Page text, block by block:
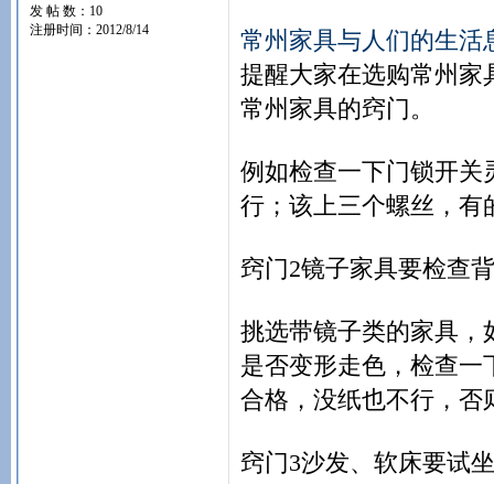
发 帖 数：10
注册时间：2012/8/14
常州家具与人们的生活
提醒大家在选购常州家
常州家具的窍门。
例如检查一下门锁开关
行；该上三个螺丝，有
窍门2镜子家具要检查
挑选带镜子类的家具，
是否变形走色，检查
合格，没纸也不行，否
窍门3沙发、软床要试坐